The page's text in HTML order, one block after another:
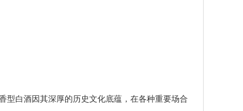
白酒因其深厚的历史文化底蕴，在各种重要场合